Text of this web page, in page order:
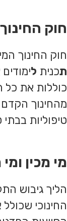
חוק
חוק החינוך
תכנית לימודים
כוללות את כל
מהחינוך הקדם
טיפוליות
מי מכין
הליך גיבוש
החינוכי